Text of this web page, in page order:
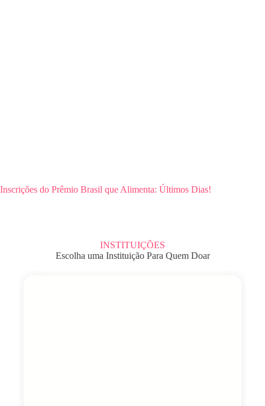
Inscrições do Prêmio Brasil que Alimenta: Últimos Dias!
INSTITUIÇÕES
Escolha uma Instituição Para Quem Doar